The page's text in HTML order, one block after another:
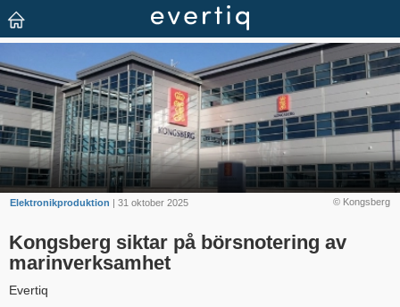
© Kongsberg
Elektronikproduktion | 31 oktober 2025
Kongsberg siktar på börsnotering av
marinverksamhet
Evertiq